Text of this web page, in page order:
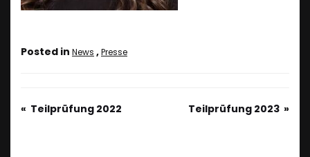
Posted in News ,Presse
Teilprüfung 2022 Teilprüfung 2023